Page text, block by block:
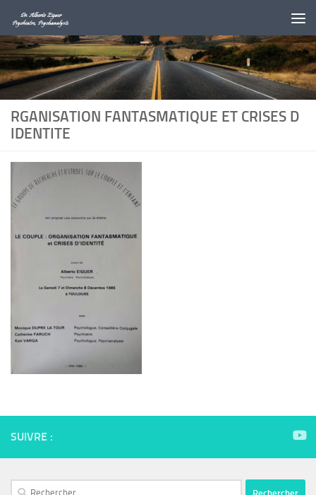
Au dessous du contenu
RGANISATION FANTASMATIQUE ET CRISES D
IDENTITE
SUIVRE :
Rechercher :